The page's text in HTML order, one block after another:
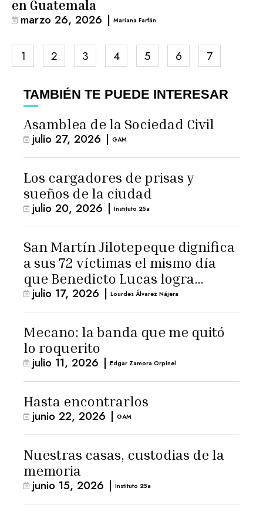
en Guatemala
marzo 26, 2026 | Mariana Farfán
1 2 3 4 5 6 7
TAMBIÉN TE PUEDE INTERESAR
Asamblea de la Sociedad Civil
julio 27, 2026 | GAM
Los cargadores de prisas y
sueños de la ciudad
julio 20, 2026 | Instituto 25a
San Martín Jilotepeque dignifica
a sus 72 víctimas el mismo día
que Benedicto Lucas logra
arresto domiciliario
julio 17, 2026 | Lourdes Álvarez Nájera
Mecano: la banda que me quitó
lo roquerito
julio 11, 2026 | Edgar Zamora Orpinel
Hasta encontrarlos
junio 22, 2026 | GAM
Nuestras casas, custodias de la
memoria
junio 15, 2026 | Instituto 25a